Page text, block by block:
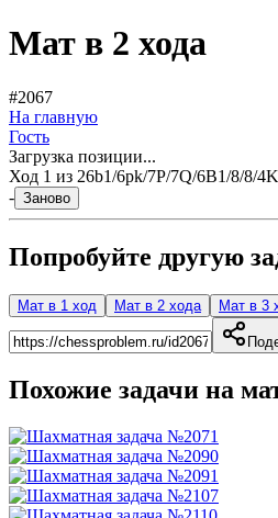
Мат в 2 хода
#2067
На главную
Гость
Загрузка позиции...
Ход 1 из 26b1/6pk/7P/7Q/6B1/8/8/
- Заново
Попробуйте другую
Мат в 1 ход Мат в 2 хода Мат в 3
Похожие задачи на